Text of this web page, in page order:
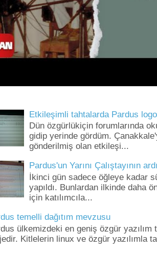
Etkileşimli tahtalarda Pardus
Dün özgürlükiçin forumlarında
gidip yerinde gördüm.
gönderilmiş olan etkileşi...
Pardus'un Yarını Çalıştayının
İkinci gün sadece öğleye kadar
yapıldı. Bunlardan ilkinde daha
için katılımcıla...
temelli dağıtım mevzusu
ülkemizdeki en geniş özgür
Kitlelerin linux ve özgür yazılımla